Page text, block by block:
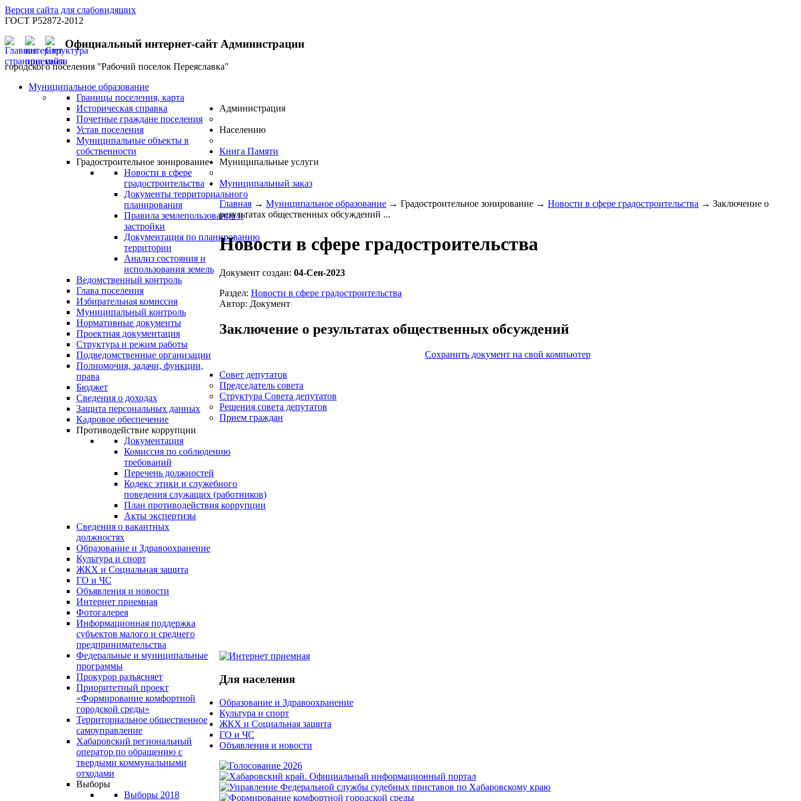
Версия сайта для слабовидящих
ГОСТ Р52872-2012
Официальный интернет-сайт Администрации
городского поселения "Рабочий поселок Переяславка"
Муниципальное образование
Границы поселения, карта
Историческая справка
Почетные граждане поселения
Устав поселения
Муниципальные объекты в
собственности
Градостроительное зонирование
Новости в сфере
градостроительства
Документы территориального
планирования
Правила землепользования и
застройки
Документация по планированию
территории
Анализ состояния и
использования земель
Ведомственный контроль
Глава поселения
Избирательная комиссия
Муниципальный контроль
Администрация
Нормативные документы
Проектная документация
Структура и режим работы
Подведомственные организации
Полномочия, задачи, функции,
права
Бюджет
Сведения о доходах
Защита персональных данных
Кадровое обеспечение
Противодействие коррупции
Документация
Комиссия по соблюдению
требований
Перечень должностей
Кодекс этики и служебного
поведения служащих (работников)
План противодействия коррупции
Акты экспертизы
Сведения о вакантных
должностях
Населению
Образование и Здравоохранение
Культура и спорт
ЖКХ и Социальная защита
ГО и ЧС
Объявления и новости
Интернет приемная
Фотогалерея
Информационная поддержка
субъектов малого и среднего
предпринимательства
Федеральные и муниципальные
программы
Прокурор разъясняет
Приоритетный проект
«Формирование комфортной
городской среды»
Территориальное общественное
самоуправление
Хабаровский региональный
оператор по обращению с
твердыми коммунальными
отходами
Выборы
Выборы 2018
Книга Памяти
Муниципальные услуги
Муниципальный заказ
Главная → Муниципальное образование → Градостроительное зонирование → Новости в сфере градостроительства → Заключение о
результатах общественных обсуждений ...
Новости в сфере градостроительства
Документ создан: 04-Сен-2023
Раздел: Новости в сфере градостроительства
Автор: Документ
Заключение о результатах общественных обсуждений
Сохранить документ на свой компьютер
Совет депутатов
Председатель совета
Структура Совета депутатов
Решения совета депутатов
Прием граждан
Для населения
Образование и Здравоохранение
Культура и спорт
ЖКХ и Социальная защита
ГО и ЧС
Объявления и новости